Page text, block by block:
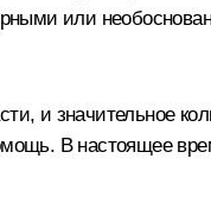
или
и значительное
В настоящее